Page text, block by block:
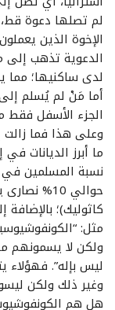
لم تصلها دعوة
الإخوة الذين
الدعوية تذهب إلى
لدى ساكنيها؛ مما
أما مَنْ لم يُسلم
الجزء الأسفل فقط
وعلى هذا فما
ما أبرز الديانات في
مثل:
ولكن لا يسمونهم
ليس بإله”. فهؤلاء
وغير ذلك ولكن
هل هم